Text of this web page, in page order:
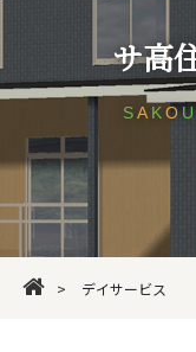
サ高
SA KO
> デイサービス